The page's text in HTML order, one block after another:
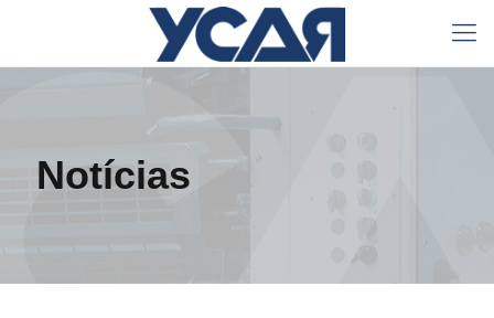
Notícias